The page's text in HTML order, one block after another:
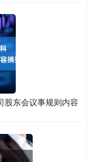
股东会议事规则内容